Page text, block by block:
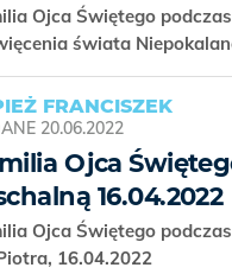
Ojca Świętego
świata
FRANCISZEK
20.06.2022
Ojca
16.04.2022
Ojca Świętego
16.04.2022